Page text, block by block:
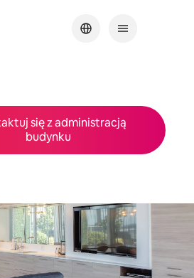
się z administracją
budynku